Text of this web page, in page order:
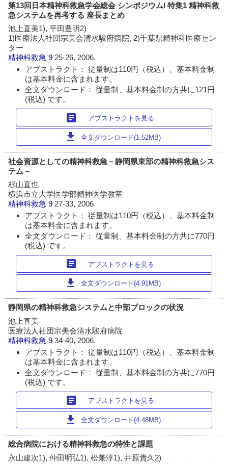
第13回日本精神科救急学会総会 シンポジウムI 特集1 精神科救
急システムを再考する 座長まとめ
池上直美1), 平田豊明2)
1)医療法人社団宗美会清水駿府病院, 2)千葉県精神科医療セン
ター
精神科救急 925-26, 2006.
アブストラクト： 従量制は110円（税込）、基本料金制
は基本料金に含まれます。
全文ダウンロード： 従量制、基本料金制の方共に121円
(税込) です。
article アブストラクトを見る
download 全文ダウンロード(1.52MB)
社会資源としての精神科救急－静岡県東部の精神科救急シス
テム－
杉山直也
横浜市立大学医学部精神医学教室
精神科救急 9 27-33, 2006.
アブストラクト： 従量制は110円（税込）、基本料金制
は基本料金に含まれます。
全文ダウンロード： 従量制、基本料金制の方共に770円
(税込) です。
article アブストラクトを見る
download 全文ダウンロード(4.91MB)
静岡県の精神科救急システムと中部ブロックの状況
池上直美
医療法人社団宗美会清水駿府病院
精神科救急 934-40, 2006.
アブストラクト： 従量制は110円（税込）、基本料金制
は基本料金に含まれます。
全文ダウンロード： 従量制、基本料金制の方共に770円
(税込) です。
article アブストラクトを見る
download 全文ダウンロード(4.48MB)
総合病院における精神科救急の特性と課題
永山建次1), 仲田明弘1), 松兼淳1), 井原貴久2)